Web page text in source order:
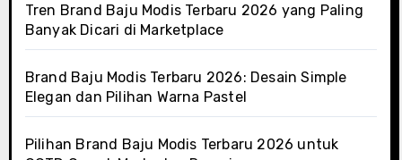
Tren Brand Baju Modis Terbaru 2026 yang Paling
Banyak Dicari di Marketplace
Brand Baju Modis Terbaru 2026: Desain Simple
Elegan dan Pilihan Warna Pastel
Pilihan Brand Baju Modis Terbaru 2026 untuk